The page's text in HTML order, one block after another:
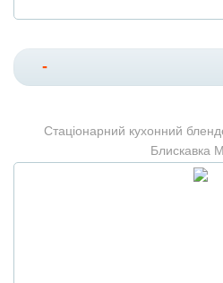
-
Стаціонарний кухонний
Блискавка